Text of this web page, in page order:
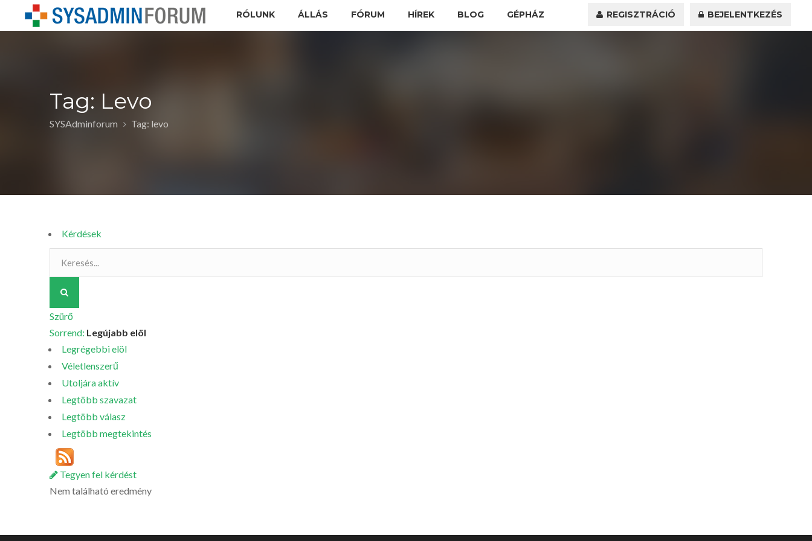
RÓLUNK ÁLLÁS FÓRUM HÍREK BLOG GÉPHÁZ REGISZTRÁCIÓ BEJELENTKEZÉS
Tag: Levo
SYSAdminforum Tag: levo
Kérdések
Szürő
Sorrend: Legújabb elöl
Legrégebbi elöl
Véletlenszerű
Utoljára aktív
Legtöbb szavazat
Legtöbb válasz
Legtöbb megtekintés
Tegyen fel kérdést
Nem található eredmény